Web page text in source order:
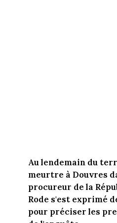
Au lendemain du
meurtre à Douvres
procureur de la
Rode s'est exprimé
pour préciser les